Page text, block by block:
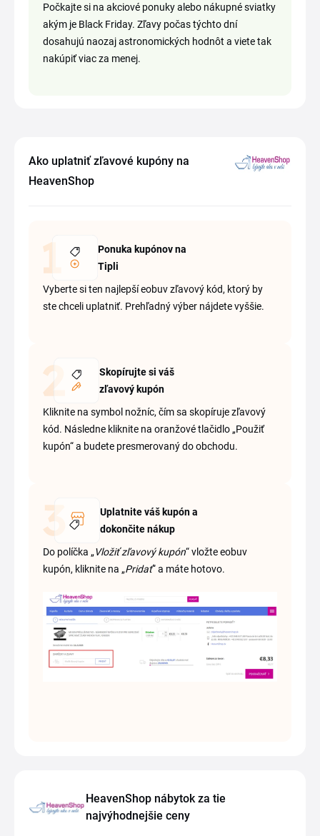
Počkajte si na akciové ponuky alebo nákupné sviatky
akým je Black Friday. Zľavy počas týchto dní
dosahujú naozaj astronomických hodnôt a viete tak
nakúpiť viac za menej.
Ako uplatniť zľavové kupóny na
HeavenShop
Ponuka kupónov na
Tipli
Vyberte si ten najlepší eobuv zľavový kód, ktorý by
ste chceli uplatniť. Prehľadný výber nájdete vyššie.
Skopírujte si váš
zľavový kupón
Kliknite na symbol nožníc, čím sa skopíruje zľavový
kód. Následne kliknite na oranžové tlačidlo „Použiť
kupón“ a budete presmerovaný do obchodu.
Uplatnite váš kupón a
dokončite nákup
Do políčka „Vložiť zľavový kupón“ vložte eobuv
kupón, kliknite na „Pridať“ a máte hotovo.
HeavenShop nábytok za tie
najvýhodnejšie ceny